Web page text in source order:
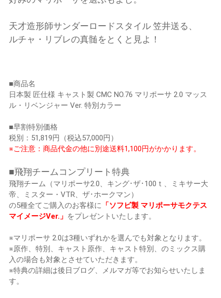
天才造形師サンダーロードスタイル 笠井送る、
ルチャ・リブレの真髄をとくと見よ！
■商品名
日本製 匠仕様 キャスト製 CMC NO.76 マリポーサ 2.0 マッス
ル・リベンジャー Ver. 特別カラー
■早割特別価格
税別：51,819円（税込57,000円）
※ご注意：商品代金の他に別途送料1,100円がかかります。
■飛翔チームコンプリート特典
飛翔チーム（マリポーサ2.0、キング･ザ･100ｔ、ミキサー大
帝、ミスター・VTR、ザ･ホークマン）
の5種全てご購入のお客様に 「ソフビ製 マリポーサモクテス
マイメージVer.」 をプレゼントいたします。
※マリポーサ 2.0は3種いずれかを選んでも対象となります。
※原作、特別、キャスト原作、キャスト特別、のミックス購
入の場合も対象とさせていただきます。
※特典の詳細は後日ブログ、メルマガ等でお知らせいたしま
す。